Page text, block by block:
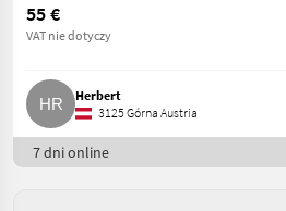
55 €
VAT nie dotyczy
Herbert
3125 Górna Austria
7 dni online